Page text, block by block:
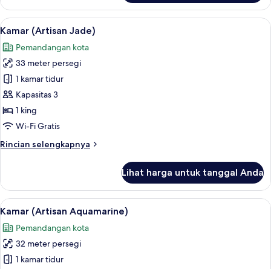
Kamar
(Artisan
Ruby)
Lihat
semua
foto
untuk
Kamar
(Artisan
Jade)
Kamar (Artisan Jade) | Seprai
4
Kamar (Artisan Jade)
Pemandangan kota
33 meter persegi
1 kamar tidur
Kapasitas 3
1 king
Wi-Fi Gratis
Rincian selengkapnya
Rincian
Kamar
(Artisan
Jade)
Lihat harga untuk tanggal Anda
Lihat
semua
foto
untuk
Kamar
Kamar (Artisan Aquamarine) |
4
Kamar (Artisan Aquamarine)
Pemandangan kota
32 meter persegi
1 kamar tidur